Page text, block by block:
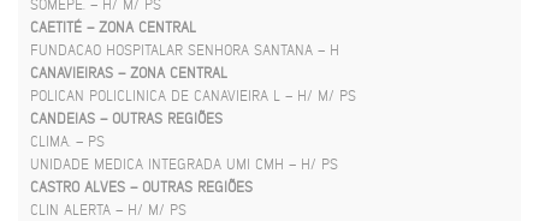
SOMEPE. – H/ M/ PS
CAETITÉ – ZONA CENTRAL
FUNDACAO HOSPITALAR SENHORA SANTANA – H
CANAVIEIRAS – ZONA CENTRAL
POLICAN POLICLINICA DE CANAVIEIRA L – H/ M/ PS
CANDEIAS – OUTRAS REGIÕES
CLIMA. – PS
UNIDADE MEDICA INTEGRADA UMI CMH – H/ PS
CASTRO ALVES – OUTRAS REGIÕES
CLIN ALERTA – H/ M/ PS